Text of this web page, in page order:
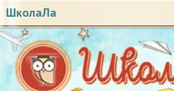
ШколаЛа